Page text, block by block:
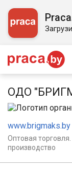
ОДО
www.brigmaks.by
Оптовая
производство